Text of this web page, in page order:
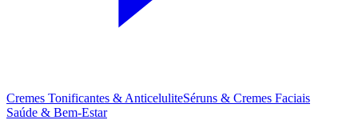
Cremes Tonificantes & AnticeluliteSéruns & Cremes Faciais
Saúde & Bem-Estar